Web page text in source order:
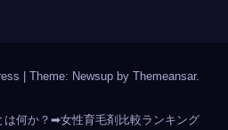
Theme: Newsup by Themeansar.
何か？ ➡女性育毛剤比較ランキング